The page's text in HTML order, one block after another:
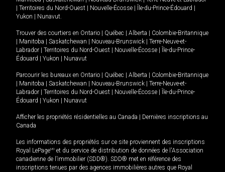
Territoires du Nord-Ouest Nouvelle-Écosse Île-du-Prince-Édouard
Yukon
Nunavut.
Trouver des courtiers en Ontario Québec Alberta
Colombie-Britannique
Manitoba Saskatchewan Nouveau-Brunswick
Terre-Neuve-et-
Labrador
Territoires du Nord-Ouest Nouvelle-Écosse
Île-du-Prince-
Édouard
Yukon Nunavut
Parcourir les bureaux en Ontario Québec Alberta
Colombie-Britannique
Manitoba Saskatchewan Nouveau-Brunswick
Terre-Neuve-et-
Labrador
Territoires du Nord-Ouest Nouvelle-Écosse
Île-du-Prince-
Édouard
Yukon Nunavut
Afficher les propriétés résidentielles au Canada
Dernières inscriptions au
Canada
Les informations des propriétés sur ce site proviennent des inscriptions
Royal LePageMD et du service de distribution de données de l'Association
canadienne de l’immobilier (SDD®). SDD® met en référence des
inscriptions tenues par des agences immobilières autres que Royal